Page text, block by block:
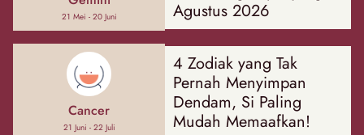
21 Mei - 20 Juni
Agustus 2026
Cancer
21 Juni - 22 Juli
4 Zodiak yang Tak
Pernah Menyimpan
Dendam, Si Paling
Mudah Memaafkan!